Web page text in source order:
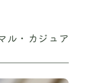
ル・カジュア